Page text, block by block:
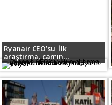
Ryanair CEO’su: İlk
araştırma, camın...